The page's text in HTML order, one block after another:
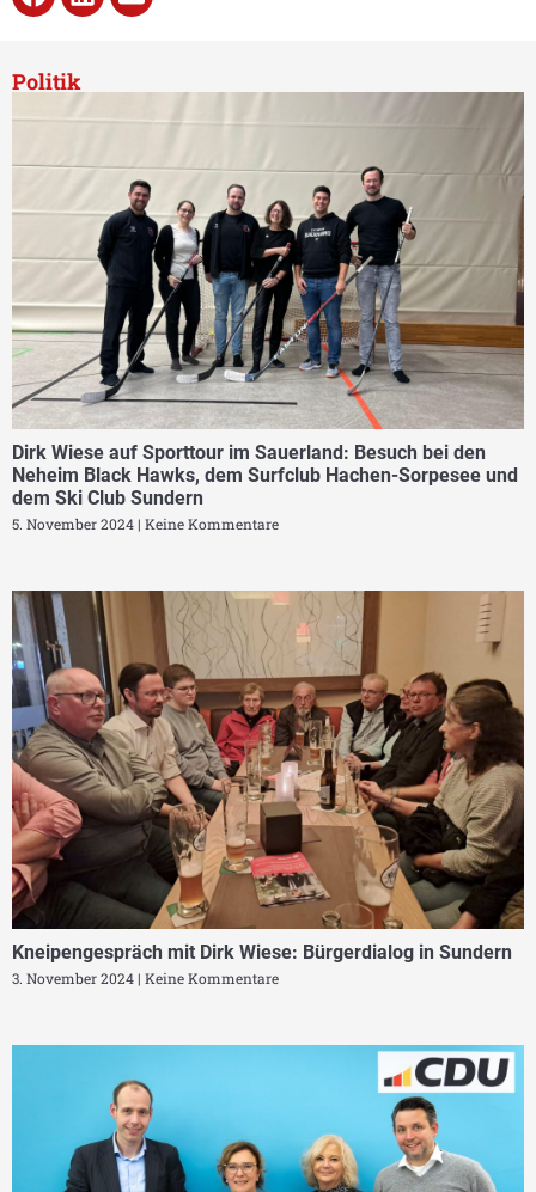
Politik
Dirk Wiese auf Sporttour im Sauerland: Besuch bei den
Neheim Black Hawks, dem Surfclub Hachen-Sorpesee und
dem Ski Club Sundern
5. November 2024 Keine Kommentare
Kneipengespräch mit Dirk Wiese: Bürgerdialog in Sundern
3. November 2024 Keine Kommentare